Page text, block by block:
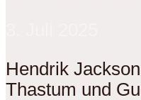
Hendrik
Thastum und